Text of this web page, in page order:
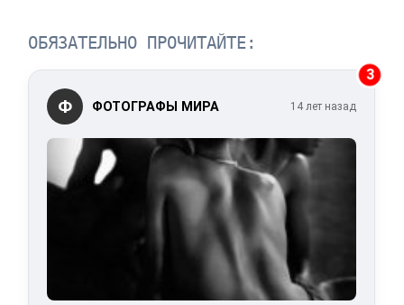
ОБЯЗАТЕЛЬНО ПРОЧИТАЙТЕ:
3
Ф ФОТОГРАФЫ МИРА 14 лет назад